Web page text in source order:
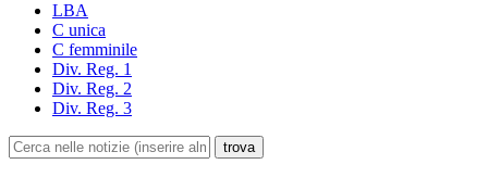
LBA
C unica
C femminile
Div. Reg. 1
Div. Reg. 2
Div. Reg. 3